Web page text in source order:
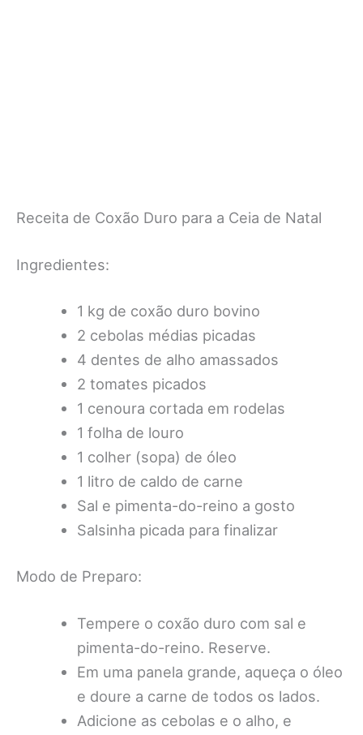
Receita de Coxão Duro para a Ceia de Natal
Ingredientes:
1 kg de coxão duro bovino
2 cebolas médias picadas
4 dentes de alho amassados
2 tomates picados
1 cenoura cortada em rodelas
1 folha de louro
1 colher (sopa) de óleo
1 litro de caldo de carne
Sal e pimenta-do-reino a gosto
Salsinha picada para finalizar
Modo de Preparo:
Tempere o coxão duro com sal e
pimenta-do-reino. Reserve.
Em uma panela grande, aqueça o óleo
e doure a carne de todos os lados.
Adicione as cebolas e o alho, e